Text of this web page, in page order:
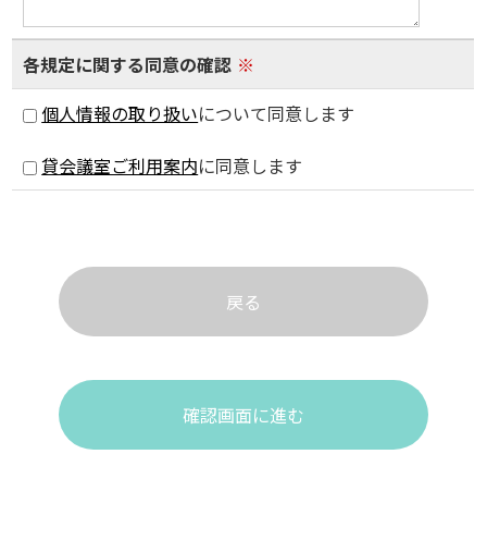
各規定に関する同意の確認 ※
個人情報の取り扱いについて同意します
貸会議室ご利用案内に同意します
戻る
確認画面に進む